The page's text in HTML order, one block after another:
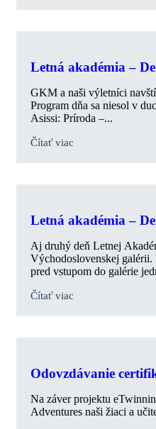
Letná akadémia –
GKM a naši výletníci
Program dňa sa niesol v
Asissi: Príroda –...
Čítať viac
Letná akadémia –
Aj druhý deň Letnej
Východoslovenskej galérii.
pred vstupom do galérie
Čítať viac
Odovzdávanie
Na záver projektu
Adventures naši žiaci a